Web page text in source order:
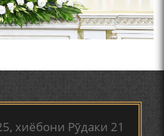
ИСМОИЛОВ.
ДАР ТАҲҚИҚИ ТОҶИДДИН
ИНСТИТУТИ ЗАБОН
хиёбони Рӯдаки 21